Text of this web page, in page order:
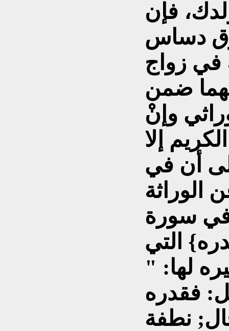
فإن
في زواج
ضمن
وإنْ
إلا
أن في
الوراثة
في سورة
التي
لها: "
فقدره
نطفة